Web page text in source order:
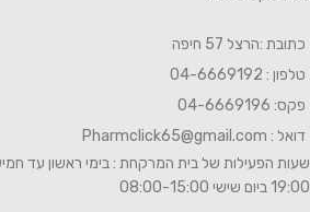
כתובת :הרצל 57 חיפה
טלפון : 04-6669192
פקס: 04-6669196
דואל : Pharmclick65@gmail.com
19:00 ביום שישי 08:00-15:00